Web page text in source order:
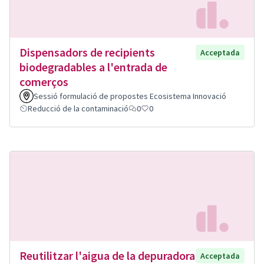
Dispensadors de recipients
biodegradables a l'entrada de
comerços
Acceptada
Sessió formulació de propostes Ecosistema Innovació
Reducció de la contaminació
0 0
Reutilitzar l'aigua de la depuradora Acceptada